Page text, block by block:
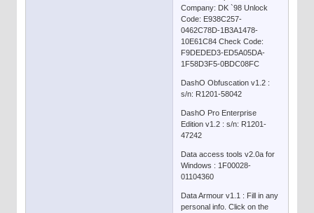
Company: DK `98 Unlock
Code: E938C257-
0462C78D-1B3A1478-
10E61C84 Check Code:
F9DEDED3-ED5A05DA-
1F58D3F5-0BDC08FC
DashO Obfuscation v1.2 :
s/n: R1201-58042
DashO Pro Enterprise
Edition v1.2 : s/n: R1201-
47242
Data access tools v2.0a for
Windows : 1F00028-
01104360
Data Armour v1.1 : Fill in any
personal info. Click on the